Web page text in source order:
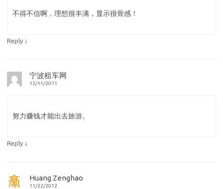
不得不信啊，理想很丰满，显示很骨感！
Reply ↓
宁波租车网
12/11/2011
努力赚钱才能出去旅游。
Reply ↓
Huang Zenghao
11/22/2012